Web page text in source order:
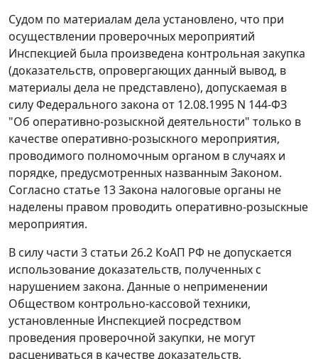
Судом по материалам дела установлено, что при
осуществлении проверочных мероприятий
Инспекцией была произведена контрольная закупка
(доказательств, опровергающих данный вывод, в
материалы дела не представлено), допускаемая в
силу Федерального закона от 12.08.1995 N 144-ФЗ
"Об оперативно-розыскной деятельности" только в
качестве оперативно-розыскного мероприятия,
проводимого полномочным органом в случаях и
порядке, предусмотренных названным Законом.
Согласно статье 13Закона налоговые органы не
наделены правом проводить оперативно-розыскные
мероприятия.
В силу части 3 статьи 26.2 КоАП РФ не допускается
использование доказательств, полученных с
нарушением закона. Данные о неприменении
Обществом контрольно-кассовой техники,
установленные Инспекцией посредством
проведения проверочной закупки, не могут
расцениваться в качестве доказательств,